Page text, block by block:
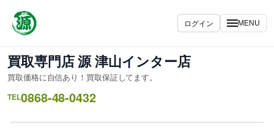
ログイン MENU
買取専門店 源 津山インター店
買取価格に自信あり！買取保証してます。
TEL0868-48-0432